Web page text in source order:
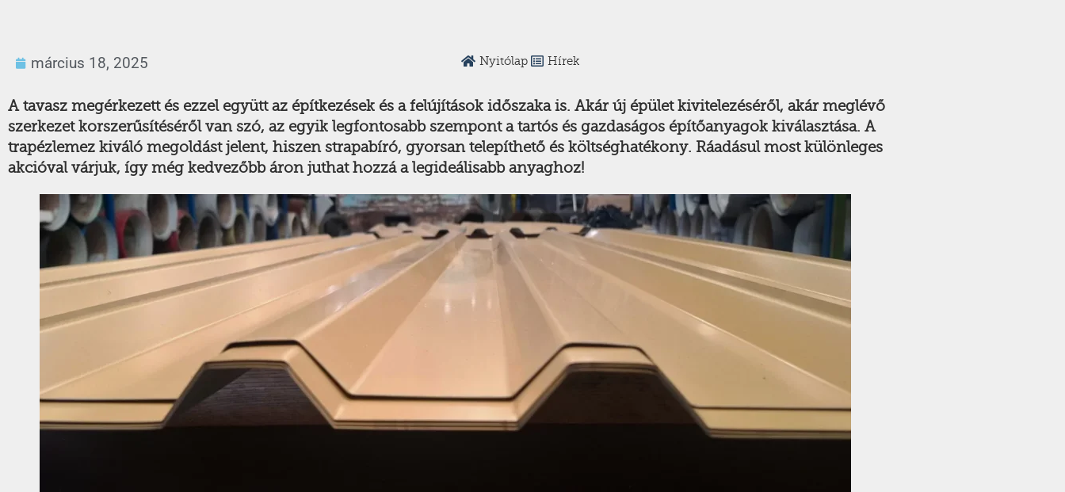
március 18, 2025 Nyitólap Hírek
A tavasz megérkezett és ezzel együtt az építkezések és a felújítások időszaka is. Akár új épület kivitelezéséről, akár meglévő
szerkezet korszerűsítéséről van szó, az egyik legfontosabb szempont a tartós és gazdaságos építőanyagok kiválasztása. A
trapézlemez kiváló megoldást jelent, hiszen strapabíró, gyorsan telepíthető és költséghatékony. Ráadásul most különleges
akcióval várjuk, így még kedvezőbb áron juthat hozzá a legideálisabb anyaghoz!